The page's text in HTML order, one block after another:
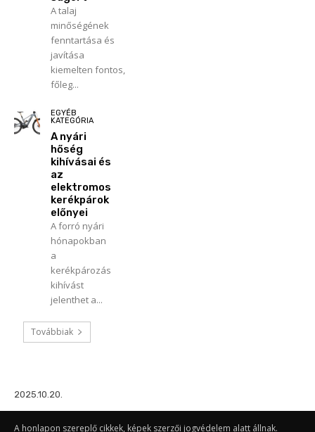
A talaj
minőségének
fenntartása és
javítása
kiemelten fontos,
főleg...
EGYÉB
KATEGÓRIA
A nyári
hőség
kihívásai és
az
elektromos
kerékpárok
előnyei
A forró nyári
hónapokban
a
kerékpározás
kihívást
jelenthet a...
Továbbiak
2025.10.20.
A honlapon szereplő cikkek, képek szerzői jogvédelem alatt állnak.